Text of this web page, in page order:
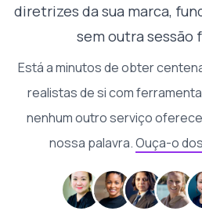
diretrizes da sua marca,
sem outra sessão
Está a minutos de obter
realistas de si com
nenhum outro serviço
nossa palavra.Ouça-o